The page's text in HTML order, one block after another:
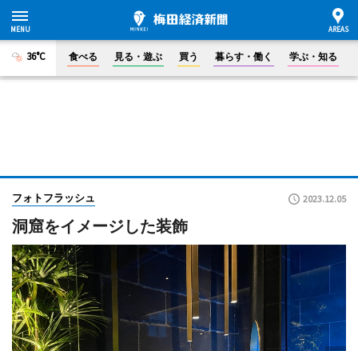
36°C 食べる 見る・遊ぶ 買う 暮らす・働く 学ぶ・知る
フォトフラッシュ 2023.12.05
洞窟をイメージした装飾